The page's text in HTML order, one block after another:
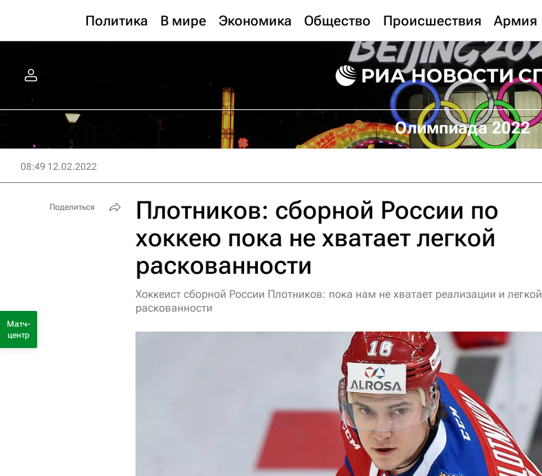
Политика В мире Экономика Общество Происшествия Армия
Олимпиада 2022
08:49 12.02.2022
Плотников: сборной России по
хоккею пока не хватает легкой
раскованности
Хоккеист сборной России Плотников: пока нам не хватает реализации и легкой
раскованности
Поделиться
Матч-
центр